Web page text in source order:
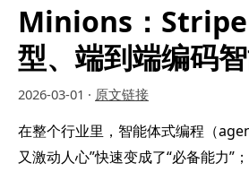
Minions：Stripe
型、端到端编码
2026-03-01 · 原文链接
在整个行业里，智能体式编程（
又激动人心”快速变成了“必备能力”